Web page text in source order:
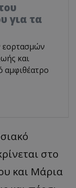
για τα
και
αμφιθέατρο
στο
και Μάρια